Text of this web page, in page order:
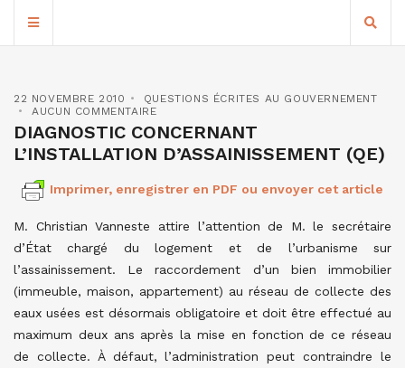
22 NOVEMBRE 2010
QUESTIONS ÉCRITES AU GOUVERNEMENT
AUCUN COMMENTAIRE
DIAGNOSTIC CONCERNANT
L’INSTALLATION D’ASSAINISSEMENT (QE)
Imprimer, enregistrer en PDF ou envoyer cet article
M. Christian Vanneste attire l’attention de M. le secrétaire
d’État chargé du logement et de l’urbanisme sur
l’assainissement. Le raccordement d’un bien immobilier
(immeuble, maison, appartement) au réseau de collecte des
eaux usées est désormais obligatoire et doit être effectué au
maximum deux ans après la mise en fonction de ce réseau
de collecte. À défaut, l’administration peut contraindre le